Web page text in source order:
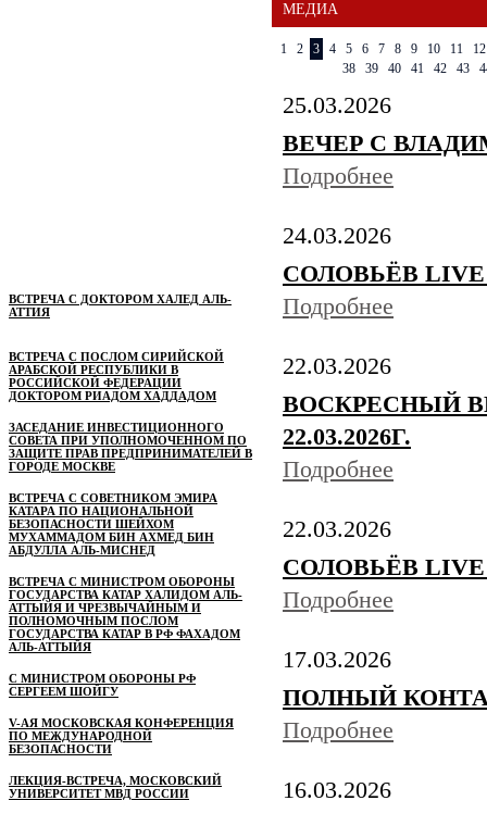
ВСТРЕЧА С ДОКТОРОМ ХАЛЕД АЛЬ-
АТТИЯ
ВСТРЕЧА С ПОСЛОМ СИРИЙСКОЙ
АРАБСКОЙ РЕСПУБЛИКИ В
РОССИЙСКОЙ ФЕДЕРАЦИИ
ДОКТОРОМ РИАДОМ ХАДДАДОМ
ЗАСЕДАНИЕ ИНВЕСТИЦИОННОГО
СОВЕТА ПРИ УПОЛНОМОЧЕННОМ ПО
ЗАЩИТЕ ПРАВ ПРЕДПРИНИМАТЕЛЕЙ В
ГОРОДЕ МОСКВЕ
ВСТРЕЧА С СОВЕТНИКОМ ЭМИРА
КАТАРА ПО НАЦИОНАЛЬНОЙ
БЕЗОПАСНОСТИ ШЕЙХОМ
МУХАММАДОМ БИН АХМЕД БИН
АБДУЛЛА АЛЬ-МИСНЕД
ВСТРЕЧА С МИНИСТРОМ ОБОРОНЫ
ГОСУДАРСТВА КАТАР ХАЛИДОМ АЛЬ-
АТТЫЙЯ И ЧРЕЗВЫЧАЙНЫМ И
ПОЛНОМОЧНЫМ ПОСЛОМ
ГОСУДАРСТВА КАТАР В РФ ФАХАДОМ
АЛЬ-АТТЫЙЯ
С МИНИСТРОМ ОБОРОНЫ РФ
СЕРГЕЕМ ШОЙГУ
V-АЯ МОСКОВСКАЯ КОНФЕРЕНЦИЯ
ПО МЕЖДУНАРОДНОЙ
БЕЗОПАСНОСТИ
ЛЕКЦИЯ-ВСТРЕЧА, МОСКОВСКИЙ
УНИВЕРСИТЕТ МВД РОССИИ
МЕДИА
1 2 3 4 5 6 7 8 9 10 11
12
38
39 40 41 42 43
25.03.2026
ВЕЧЕР С
Подробнее
24.03.2026
СОЛОВЬЁВ LIVE |
Подробнее
22.03.2026
ВОСКРЕСНЫЙ
22.03.2026Г.
Подробнее
22.03.2026
СОЛОВЬЁВ LIVE |
Подробнее
17.03.2026
ПОЛНЫЙ
Подробнее
16.03.2026